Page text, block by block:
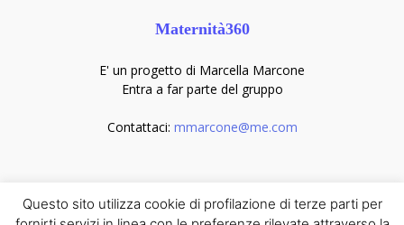
Maternità360
E' un progetto di Marcella Marcone
Entra a far parte del gruppo
Contattaci: mmarcone@me.com
Seguici sui social
Questo sito utilizza cookie di profilazione di terze parti per